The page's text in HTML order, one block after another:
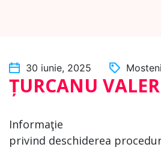
30 iunie, 2025
ȚURCANU
Informaţie
privind deschiderea